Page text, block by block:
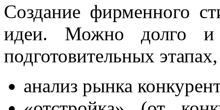
Создание фирменного
идеи. Можно долго и
подготовительных
анализ рынка